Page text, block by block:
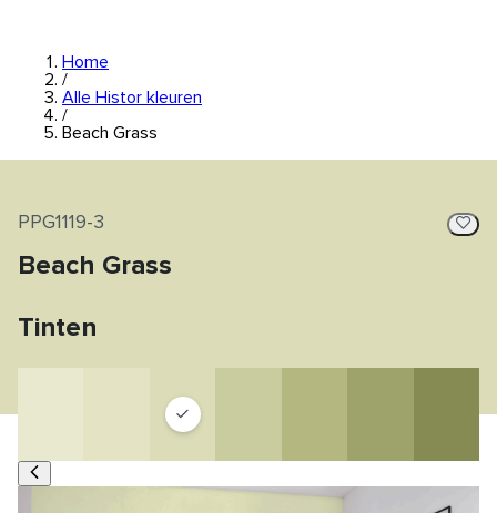
Home
/
Alle Histor kleuren
/
Beach Grass
PPG1119-3
Beach Grass
Tinten